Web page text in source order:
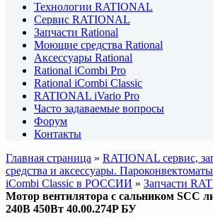
Технологии RATIONAL
Сервис RATIONAL
Запчасти Rational
Моющие средства Rational
Аксессуары Rational
Rational iCombi Pro
Rational iCombi Classic
RATIONAL iVario Pro
Часто задаваемые вопросы
Форум
Контакты
Главная страница » RATIONAL сервис,
средства и аксессуары.
iCombi Classic в РОССИИ » Запчасти
Мотор вентилятора с сальником SCC
240В 450Вт 40.00.274P БУ